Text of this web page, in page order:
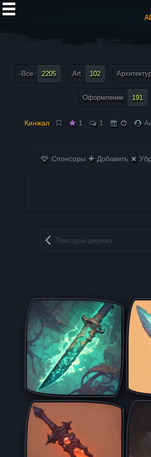
-Все 2205 Art 102
Оформление 191
Кинжал 1 1
Спонсоры Добавить
Запись навигация
Текстуры дерева